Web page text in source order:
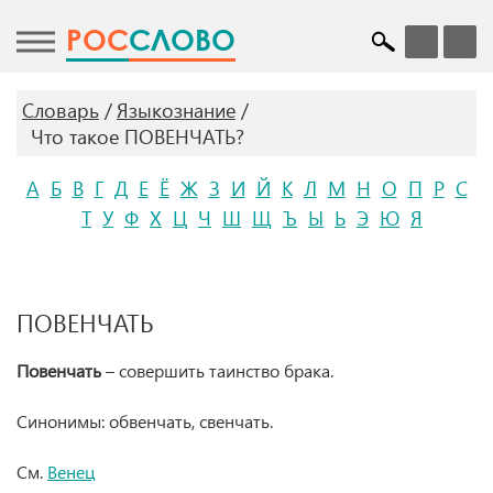
POCСЛОВО
Словарь
Языкознание
Что такое ПОВЕНЧАТЬ?
А Б В Г Д Е Ё Ж З И Й К Л М Н О П Р С
Т У Ф Х Ц Ч Ш Щ Ъ Ы Ь Э Ю Я
ПОВЕНЧАТЬ
Повенчать– совершить таинство брака.
Синонимы: обвенчать, свенчать.
См. Венец